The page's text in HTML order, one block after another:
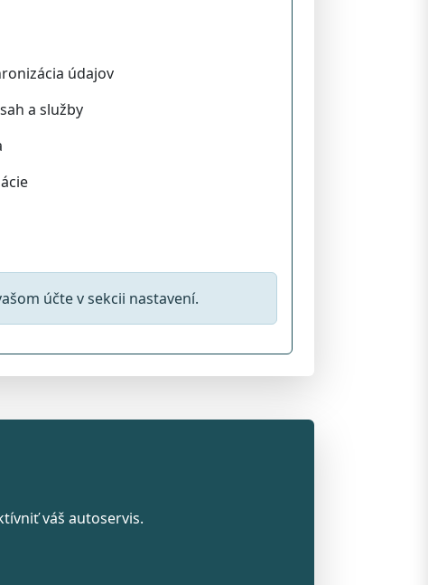
údajov
a služby
účte v sekcii nastavení.
váš autoservis.